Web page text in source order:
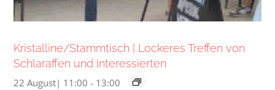
Kristalline/Stammtisch | Lockeres Treffen von
Schlaraffen und Interessierten
22 August| 11:00 - 13:00